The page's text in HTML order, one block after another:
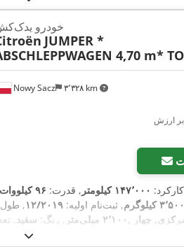
Nowy Sacz ۳٬۳۲۸ km
خودرو
JUMPER *
4,70 m*
بر ارزش
۱۴۷٬۰۰۰ کیلومتر , قدرت: ۹۶ کیلووات (۱۳۰٫۵۲ اسب بخار)
۳٬۵۰۰ کیلوگرم , ثبت‌نام اولیه: ۱۲/۲۰۱۹, طول
۲٬۱۰۰ میلی‌متر
, رنگ: سفید ,